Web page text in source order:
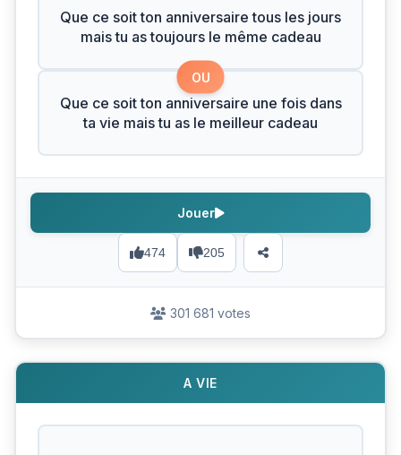
Que ce soit ton anniversaire tous les jours
mais tu as toujours le même cadeau
OU
Que ce soit ton anniversaire une fois dans
ta vie mais tu as le meilleur cadeau
474 205
Jouer
301 681 votes
A VIE